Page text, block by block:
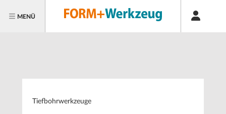
MENÜ
Tiefbohrwerkzeuge